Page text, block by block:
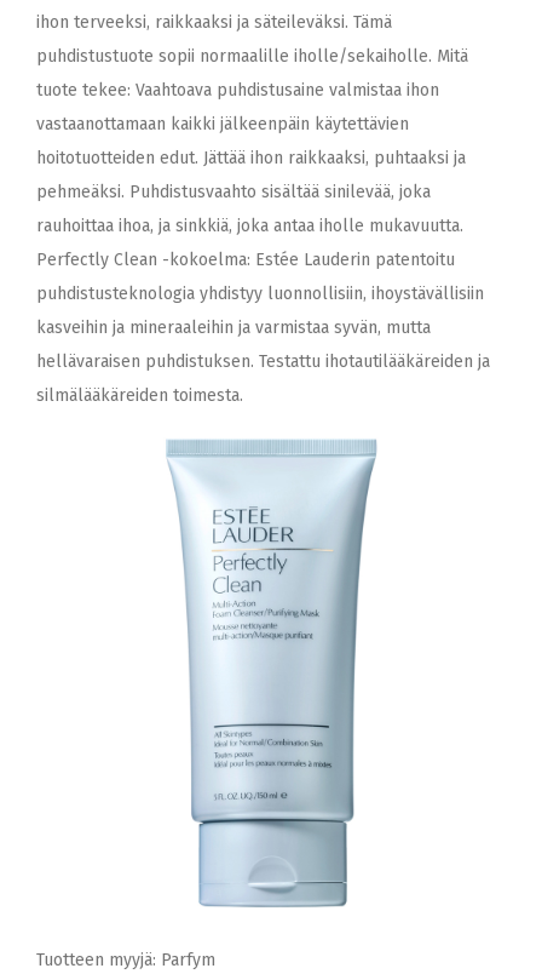
ihon terveeksi, raikkaaksi ja säteileväksi. Tämä
puhdistustuote sopii normaalille iholle/sekaiholle. Mitä
tuote tekee: Vaahtoava puhdistusaine valmistaa ihon
vastaanottamaan kaikki jälkeenpäin käytettävien
hoitotuotteiden edut. Jättää ihon raikkaaksi, puhtaaksi ja
pehmeäksi. Puhdistusvaahto sisältää sinilevää, joka
rauhoittaa ihoa, ja sinkkiä, joka antaa iholle mukavuutta.
Perfectly Clean -kokoelma: Estée Lauderin patentoitu
puhdistusteknologia yhdistyy luonnollisiin, ihoystävällisiin
kasveihin ja mineraaleihin ja varmistaa syvän, mutta
hellävaraisen puhdistuksen. Testattu ihotautilääkäreiden ja
silmälääkäreiden toimesta.
Tuotteen myyjä: Parfym